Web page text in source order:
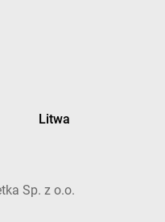
Litwa
Sp. z o.o.